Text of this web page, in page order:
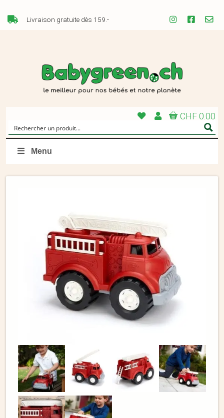
Livraison gratuite dès 159.-
CHF 0.00
Menu